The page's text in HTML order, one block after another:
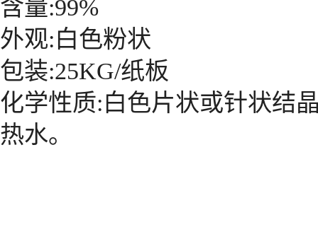
含量:99%
外观:白色粉状
包装:25KG/纸板
化学性质:白色片状或针状结
热水。